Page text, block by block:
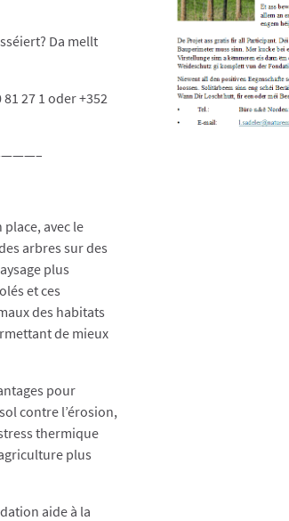
Da mellt
81 27 1 oder +352
avec le
arbres sur des
plus
et ces
des habitats
de mieux
pour
contre l’érosion,
thermique
plus
aide à la